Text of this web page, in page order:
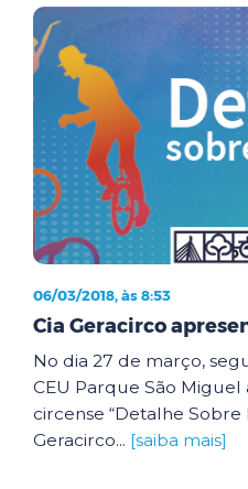
06/03/2018, às 8:53
Cia Geracirco
No dia 27 de março,
CEU Parque São
circense “Detalhe Sobre
Geracirco... [saiba mais]